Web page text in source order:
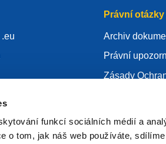
funkcí sociálních médií a
o tom, jak náš web používáte,
Právní
Archiv
Právní
Zásady
Articles of